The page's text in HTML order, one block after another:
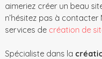
aimeriez créer un beau
n’hésitez pas à
services de création de
Spécialiste dans la